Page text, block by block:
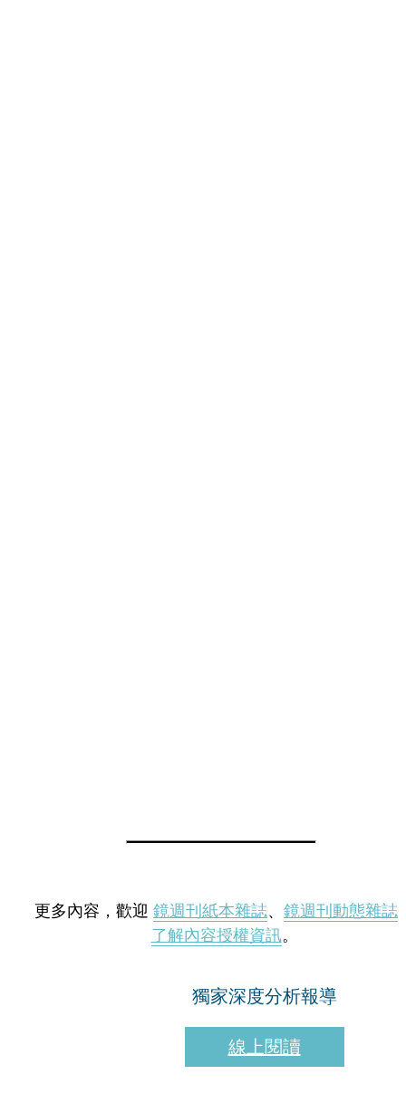
更多內容，歡迎 鏡週刊紙本雜誌、 鏡週刊動態雜誌
了解內容授權資訊。
獨家深度分析報導
線上閱讀